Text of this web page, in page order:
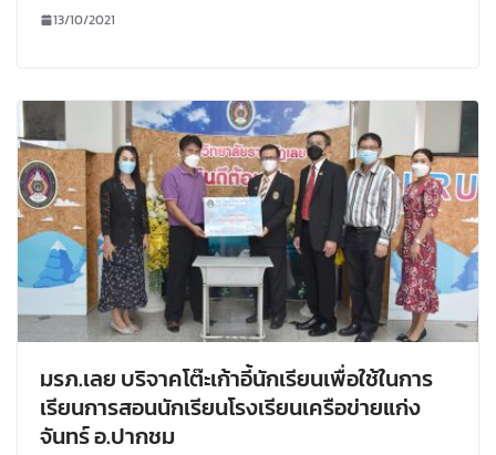
13/10/2021
มรภ.เลย บริจาคโต๊ะเก้าอี้นักเรียนเพื่อใช้ในการ
เรียนการสอนนักเรียนโรงเรียนเครือข่ายแก่ง
จันทร์ อ.ปากชม